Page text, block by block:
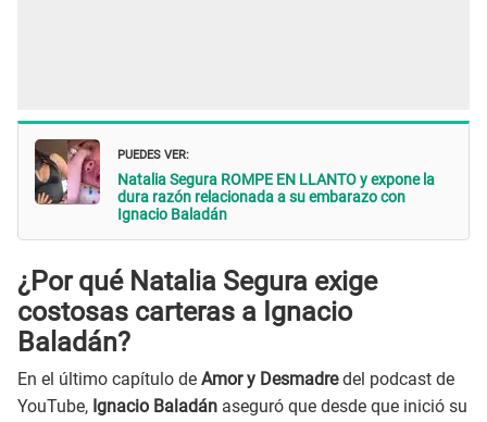
PUEDES VER:
Natalia Segura ROMPE EN LLANTO y expone la
dura razón relacionada a su embarazo con
Ignacio Baladán
¿Por qué Natalia Segura exige
costosas carteras a Ignacio
Baladán?
En el último capítulo de Amor y Desmadredel podcast de
YouTube, Ignacio Baladán aseguró que desde que inició su